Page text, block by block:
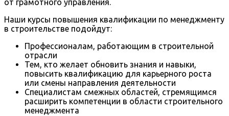
от грамотного управления.
Наши курсы повышения квалификации по менеджменту
в строительстве подойдут:
Профессионалам, работающим в строительной
отрасли
Тем, кто желает обновить знания и навыки,
повысить квалификацию для карьерного роста
или смены направления деятельности
Специалистам смежных областей, стремящимся
расширить компетенции в области строительного
менеджмента